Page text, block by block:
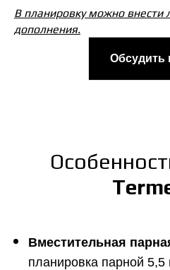
В планировку можно
дополнения.
Обсудить
Вместительная
планировка парной 5,5